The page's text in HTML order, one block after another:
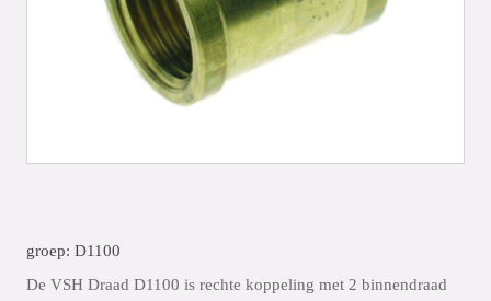
groep: D1100
De VSH Draad D1100 is rechte koppeling met 2 binnendraad